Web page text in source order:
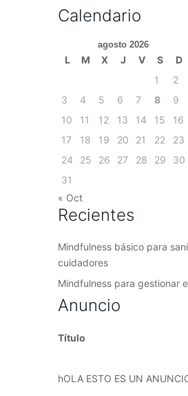
Calendario
agosto 2026
L M X J V S
D
1
2
3
4 5 6 7 8
9
10
11 12 13 14 15
16
17
18 19 20 21 22
23
24
25 26 27 28 29
30
31
« Oct
Recientes
Mindfulness básico para
cuidadores
Mindfulness para gestionar
Anuncio
Título
hOLA ESTO ES UN